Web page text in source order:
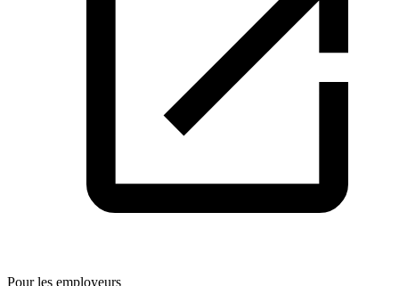
Pour les employeurs